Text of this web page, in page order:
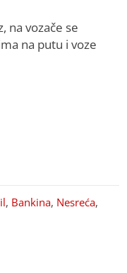
na vozače se
na putu i voze
, Bankina, Nesreća,